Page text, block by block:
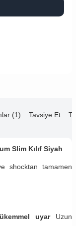
(1) Tavsiye Et
Slim Kılıf Siyah
shocktan tamamen
uyar Uzun